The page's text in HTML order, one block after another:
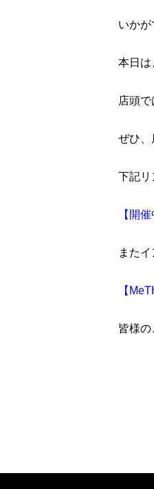
いかが
本日は
店頭
ぜひ、
下記リ
【開
また
【
皆様の